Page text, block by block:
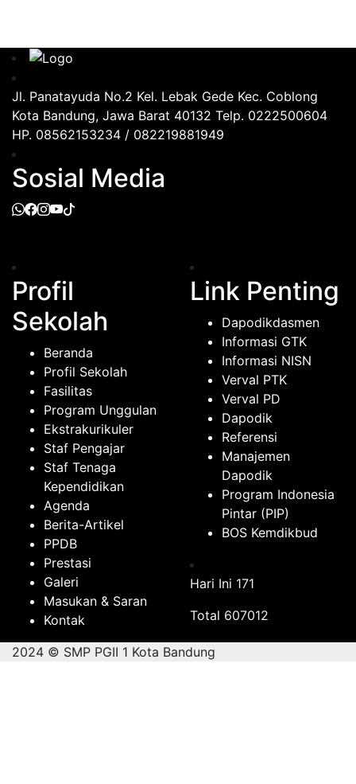
Jl. Panatayuda No.2 Kel. Lebak Gede Kec. Coblong
Kota Bandung, Jawa Barat 40132 Telp. 0222500604
HP. 08562153234 / 082219881949
Sosial Media
Profil
Sekolah
Beranda
Profil Sekolah
Fasilitas
Program Unggulan
Ekstrakurikuler
Staf Pengajar
Staf Tenaga
Kependidikan
Agenda
Berita-Artikel
PPDB
Prestasi
Galeri
Masukan & Saran
Kontak
Link Penting
Dapodikdasmen
Informasi GTK
Informasi NISN
Verval PTK
Verval PD
Dapodik
Referensi
Manajemen
Dapodik
Program Indonesia
Pintar (PIP)
BOS Kemdikbud
Hari Ini 171
Total 607012
2024 © SMP PGII 1 Kota Bandung